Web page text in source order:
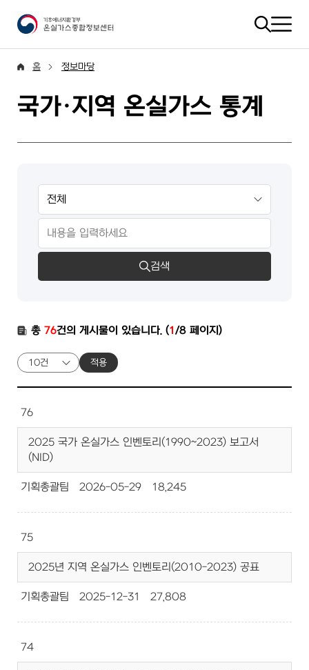
홈 정보마당
국가·지역 온실가스 통계
검색
총 76건의 게시물이 있습니다. (1/8 페이지)
적용
76
2025 국가 온실가스 인벤토리(1990~2023) 보고서
(NID)
기획총괄팀 2026-05-29 18,245
75
2025년 지역 온실가스 인벤토리(2010-2023) 공표
기획총괄팀 2025-12-31 27,808
74